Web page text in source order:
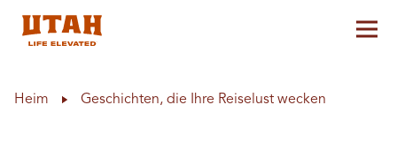
Heim Geschichten, die Ihre Reiselust wecken